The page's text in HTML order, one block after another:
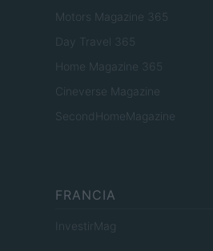
Motors Magazine 365
Day Travel 365
Home Magazine 365
Cineverse Magazine
SecondHomeMagazine
FRANCIA
InvestirMag